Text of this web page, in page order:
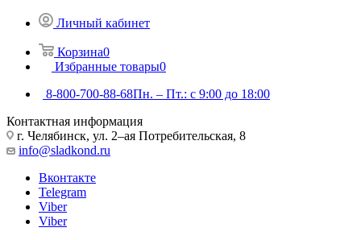
Личный кабинет
Корзина0
Избранные товары0
8-800-700-88-68Пн. – Пт.: с 9:00 до 18:00
Контактная информация
г. Челябинск, ул. 2–ая Потребительская, 8
info@sladkond.ru
Вконтакте
Telegram
Viber
Viber